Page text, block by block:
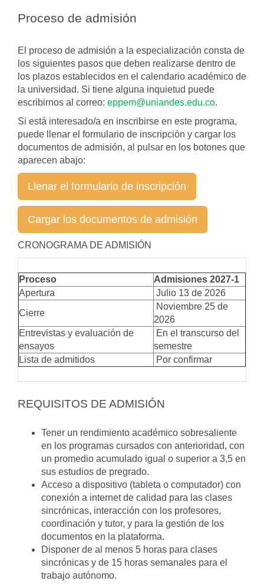
Proceso de admisión
El proceso de admisión a la especialización consta de
los siguientes pasos que deben realizarse dentro de
los plazos establecidos en el calendario académico de
la universidad. Si tiene alguna inquietud puede
escribirnos al correo: eppem@uniandes.edu.co.
Si está interesado/a en inscribirse en este programa,
puede llenar el formulario de inscripción y cargar los
documentos de admisión, al pulsar en los botones que
aparecen abajo:
Llenar el formulario de inscripción
Cargar los documentos de admisión
CRONOGRAMA DE ADMISIÓN
Proceso
Admisiones 2027-1
Apertura
Julio 13 de 2026
Cierre
Noviembre 25 de
2026
Entrevistas y evaluación de
ensayos
En el transcurso del
semestre
Lista de admitidos
Por confirmar
REQUISITOS DE ADMISIÓN
Tener un rendimiento académico sobresaliente
en los programas cursados con anterioridad, con
un promedio acumulado igual o superior a 3,5 en
sus estudios de pregrado.
Acceso a dispositivo (tableta o computador) con
conexión a internet de calidad para las clases
sincrónicas, interacción con los profesores,
coordinación y tutor, y para la gestión de los
documentos en la plataforma.
Disponer de al menos 5 horas para clases
sincrónicas y de 15 horas semanales para el
trabajo autónomo.